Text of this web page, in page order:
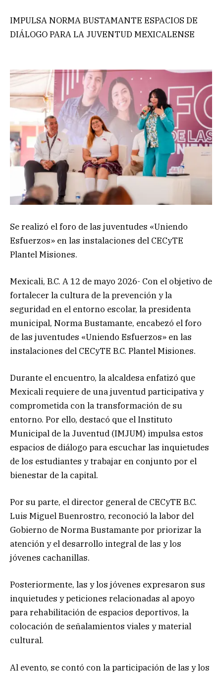
IMPULSA NORMA BUSTAMANTE ESPACIOS DE
DIÁLOGO PARA LA JUVENTUD MEXICALENSE
Se realizó el foro de las juventudes «Uniendo
Esfuerzos» en las instalaciones del CECyTE
Plantel Misiones.
Mexicali, B.C. A 12 de mayo 2026- Con el objetivo de
fortalecer la cultura de la prevención y la
seguridad en el entorno escolar, la presidenta
municipal, Norma Bustamante, encabezó el foro
de las juventudes «Uniendo Esfuerzos» en las
instalaciones del CECyTE B.C. Plantel Misiones.
Durante el encuentro, la alcaldesa enfatizó que
Mexicali requiere de una juventud participativa y
comprometida con la transformación de su
entorno. Por ello, destacó que el Instituto
Municipal de la Juventud (IMJUM) impulsa estos
espacios de diálogo para escuchar las inquietudes
de los estudiantes y trabajar en conjunto por el
bienestar de la capital.
Por su parte, el director general de CECyTE B.C.
Luis Miguel Buenrostro, reconoció la labor del
Gobierno de Norma Bustamante por priorizar la
atención y el desarrollo integral de las y los
jóvenes cachanillas.
Posteriormente, las y los jóvenes expresaron sus
inquietudes y peticiones relacionadas al apoyo
para rehabilitación de espacios deportivos, la
colocación de señalamientos viales y material
cultural.
Al evento, se contó con la participación de las y los